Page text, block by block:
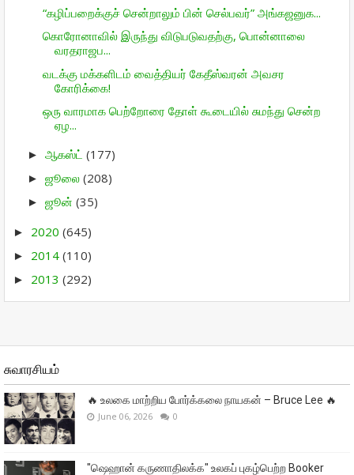
“கழிப்பறைக்குச் சென்றாலும் பின் செல்பவர்” அங்கஜனுக...
கொரோனாவில் இருந்து விடுபடுவதற்கு, பொன்னாலை
வரதராஜப...
வடக்கு மக்களிடம் வைத்தியர் கேதீஸ்வரன் அவசர
கோரிக்கை!
ஒரு வாரமாக பெற்றோரை தோள் கூடையில் சுமந்து சென்ற
ஏழ...
► ஆகஸ்ட் (177)
► ஜூலை (208)
► ஜூன் (35)
► 2020 (645)
► 2014 (110)
► 2013 (292)
சுவாரசியம்
🔥 உலகை மாற்றிய போர்க்கலை நாயகன் – Bruce Lee 🔥
June 06, 2026 0
"ஷெஹான் கருணாதிலக்க" உலகப் புகழ்பெற்ற Booker